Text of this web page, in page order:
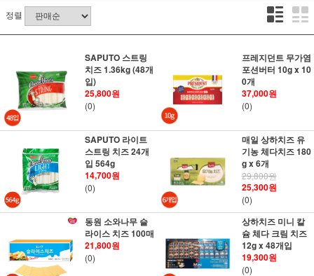
정렬
SAPUTO 스트링
치즈 1.36kg (48개
입)
25,800원
(0)
프레지던트 무가염
포션버터 10g x 10
0개
37,000원
(0)
SAPUTO 라이트
스트링 치즈 24개
입 564g
14,700원
(0)
매일 상하치즈 유
기농 체다치즈 180
g x 6개
29,800원
25,300원
(0)
동원 소와나무 슬
라이스 치즈 100매
21,800원
(0)
상하치즈 미니 칼
슘 체다 크림 치즈
12g x 48개입
19,300원
(0)